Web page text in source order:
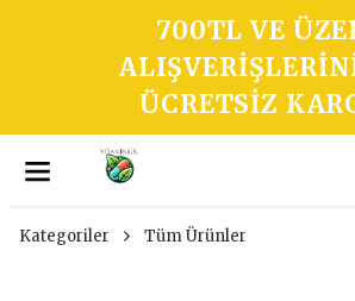
700TL VE
ÜCRETSIZ
Kategoriler Tüm Ürünler